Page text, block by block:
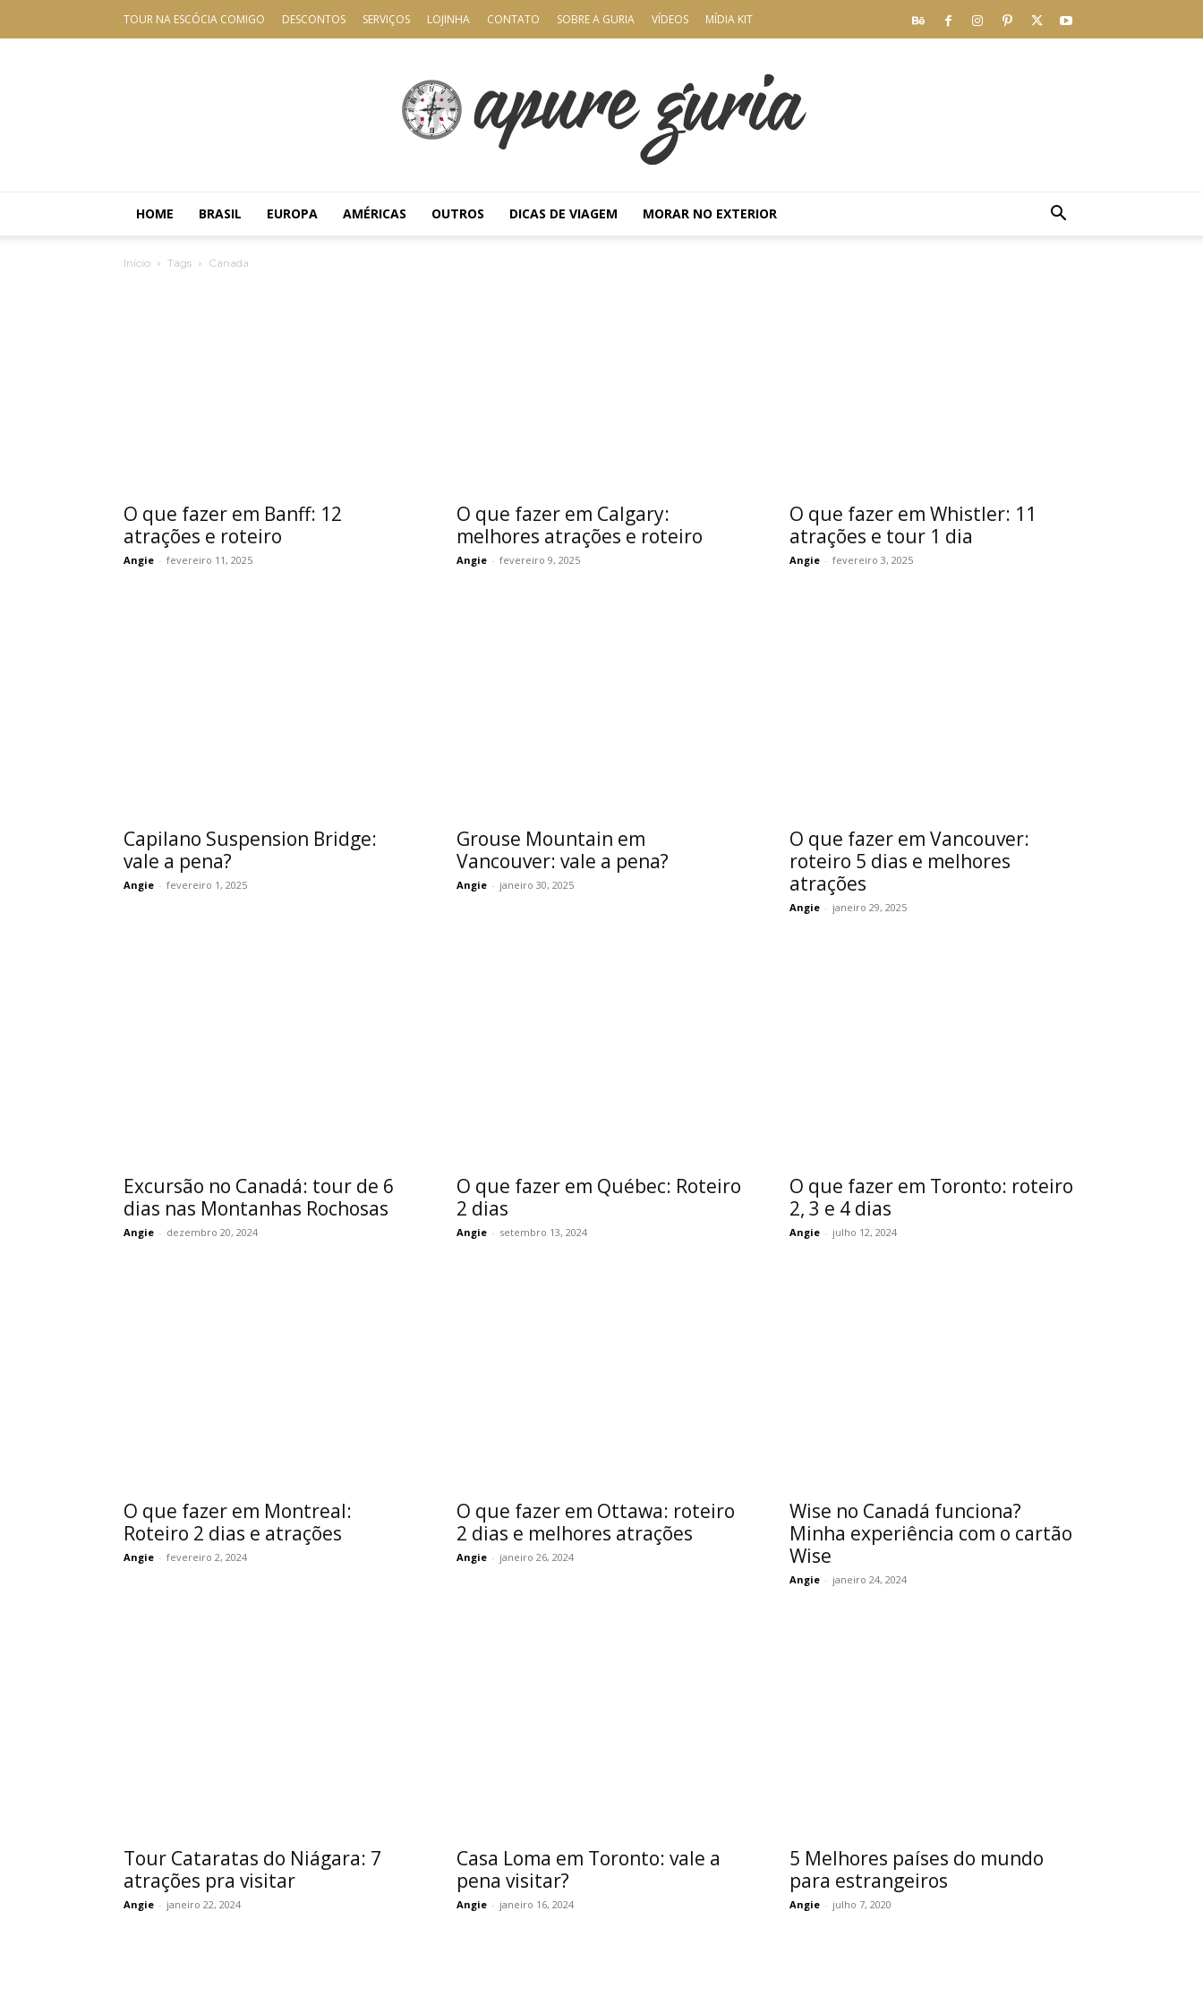
TOUR NA ESCÓCIA COMIGO DESCONTOS SERVIÇOS LOJINHA CONTATO SOBRE A GURIA VÍDEOS MÍDIA KIT
HOME BRASIL EUROPA AMÉRICAS OUTROS DICAS DE VIAGEM MORAR NO EXTERIOR
Início Tags Canada
O que fazer em Banff: 12
atrações e roteiro
Angie - fevereiro 11, 2025
O que fazer em Calgary:
melhores atrações e roteiro
Angie - fevereiro 9, 2025
O que fazer em Whistler: 11
atrações e tour 1 dia
Angie - fevereiro 3, 2025
Capilano Suspension Bridge:
vale a pena?
Angie - fevereiro 1, 2025
Grouse Mountain em
Vancouver: vale a pena?
Angie - janeiro 30, 2025
O que fazer em Vancouver:
roteiro 5 dias e melhores
atrações
Angie - janeiro 29, 2025
Excursão no Canadá: tour de 6
dias nas Montanhas Rochosas
Angie - dezembro 20, 2024
O que fazer em Québec: Roteiro
2 dias
Angie - setembro 13, 2024
O que fazer em Toronto: roteiro
2, 3 e 4 dias
Angie - julho 12, 2024
O que fazer em Montreal:
Roteiro 2 dias e atrações
Angie - fevereiro 2, 2024
O que fazer em Ottawa: roteiro
2 dias e melhores atrações
Angie - janeiro 26, 2024
Wise no Canadá funciona?
Minha experiência com o cartão
Wise
Angie - janeiro 24, 2024
Tour Cataratas do Niágara: 7
atrações pra visitar
Angie - janeiro 22, 2024
Casa Loma em Toronto: vale a
pena visitar?
Angie - janeiro 16, 2024
5 Melhores países do mundo
para estrangeiros
Angie - julho 7, 2020